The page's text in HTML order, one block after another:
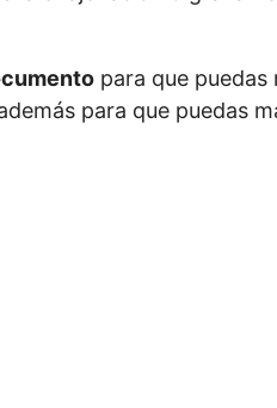
para que puedas
para que puedas